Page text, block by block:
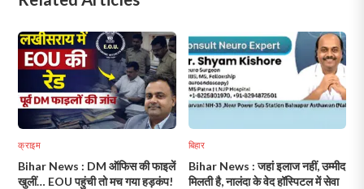
क्राइम
Bihar News : DM ऑफिस की फाइलें
खुलीं… EOU पहुंची तो मच गया हड़कंप!
बिहार
Bihar News : जहां इलाज नहीं, उम्मीद
मिलती है, नालंदा के वेद हॉस्पिटल में सेवा